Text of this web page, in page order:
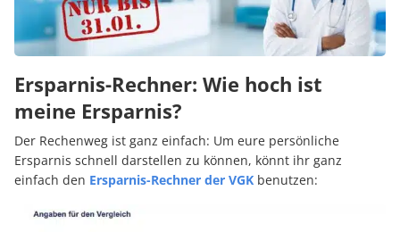
Ersparnis-Rechner: Wie hoch ist
meine Ersparnis?
Der Rechenweg ist ganz einfach: Um eure persönliche
Ersparnis schnell darstellen zu können, könnt ihr ganz
einfach den Ersparnis-Rechner der VGK benutzen: